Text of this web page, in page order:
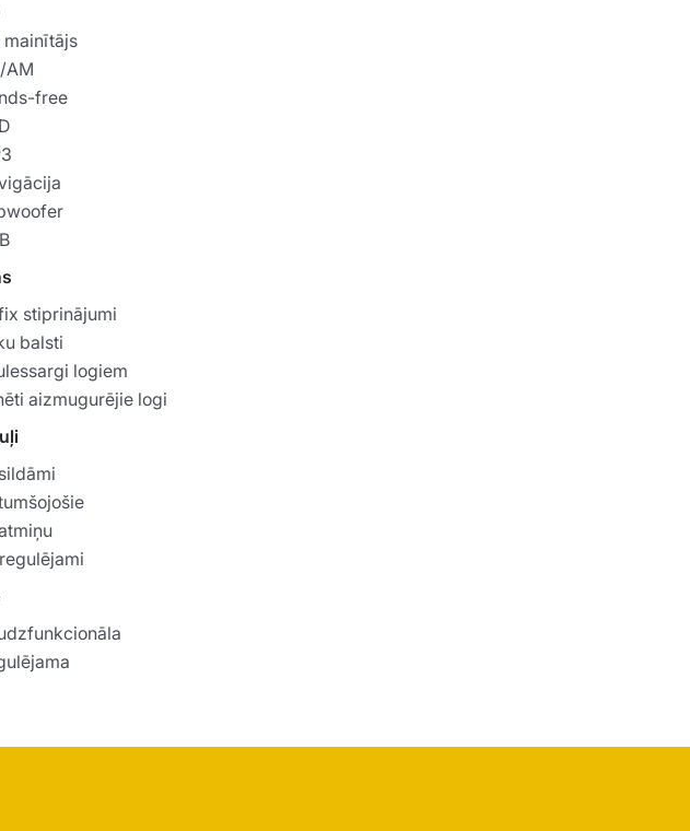
mainītājs
AM
free
stiprinājumi
balsti
logiem
aizmugurējie logi